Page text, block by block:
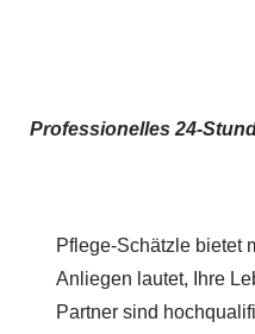
Professionelles 24-
Pflege-Schätzle bietet
Anliegen lautet, Ihre
Partner sind